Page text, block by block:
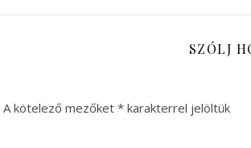
SZÓLJ
A kötelező mezőket * karakterrel jelöltük